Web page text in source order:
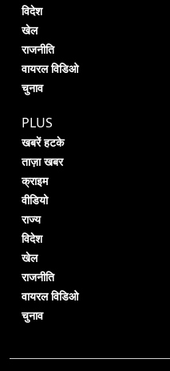
विदेश
खेल
राजनीति
वायरल विडिओ
चुनाव
PLUS
खबरें हटके
ताज़ा खबर
क्राइम
वीडियो
राज्य
विदेश
खेल
राजनीति
वायरल विडिओ
चुनाव